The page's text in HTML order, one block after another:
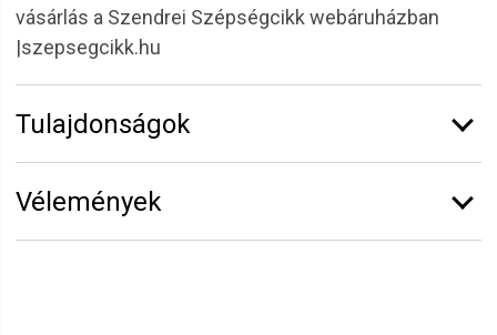
vásárlás a Szendrei Szépségcikk webáruházban
|szepsegcikk.hu
Tulajdonságok
Átmérő:
Vélemények